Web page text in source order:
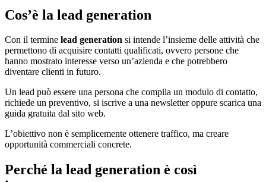
Cos’è la lead generation
Con il termine lead generation si intende l’insieme delle attività che
permettono di acquisire contatti qualificati, ovvero persone che
hanno mostrato interesse verso un’azienda e che potrebbero
diventare clienti in futuro.
Un lead può essere una persona che compila un modulo di contatto,
richiede un preventivo, si iscrive a una newsletter oppure scarica una
guida gratuita dal sito web.
L’obiettivo non è semplicemente ottenere traffico, ma creare
opportunità commerciali concrete.
Perché la lead generation è così